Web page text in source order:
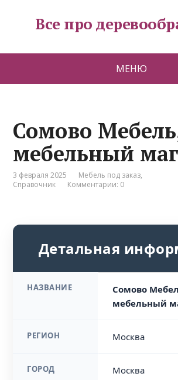
Все про
МЕНЮ
Сомово
мебельный
3 февраля 2025 Мебель под заказ,
Справочник
Комментарии: 0
Детальная
НАЗВАНИЕ
Сомово
мебельный
РЕГИОН Москва
ГОРОД Москва